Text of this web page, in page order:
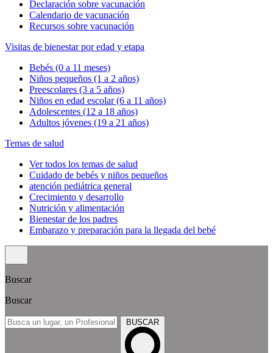
Declaración sobre vacunación
Calendario de vacunación
Recursos sobre vacunación
Visitas de bienestar por edad y etapa
Bebés (0 a 11 meses)
Niños pequeños (1 a 2 años)
Preescolares (3 a 5 años)
Niños en edad escolar (6 a 11 años)
Adolescentes (12 a 18 años)
Adultos jóvenes (19 a 21 años)
Temas de salud
Ver todos los temas de salud
Cuidado de bebés y niños pequeños
atención pediátrica general
Crecimiento y desarrollo
Nutrición y alimentación
Bienestar de los padres
Embarazo y preparación para la llegada del bebé
Buscar
Buscar
BUSCAR